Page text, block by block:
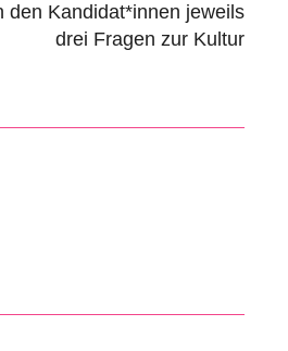
den Kandidat*innen jeweils
drei Fragen zur Kultur